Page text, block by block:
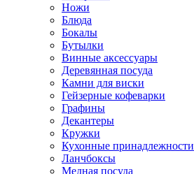
Ножи
Блюда
Бокалы
Бутылки
Винные аксессуары
Деревянная посуда
Камни для виски
Гейзерные кофеварки
Графины
Декантеры
Кружки
Кухонные принадлежности
Ланчбоксы
Медная посуда